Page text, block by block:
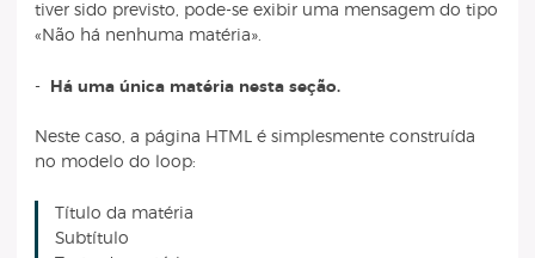
tiver sido previsto, pode-se exibir uma mensagem do tipo
«Não há nenhuma matéria».
- Há uma única matéria nesta seção.
Neste caso, a página HTML é simplesmente construída
no modelo do loop:
Título da matéria
Subtítulo